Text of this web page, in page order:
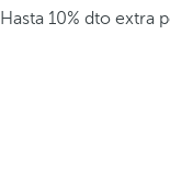
Hasta 10% dto extra